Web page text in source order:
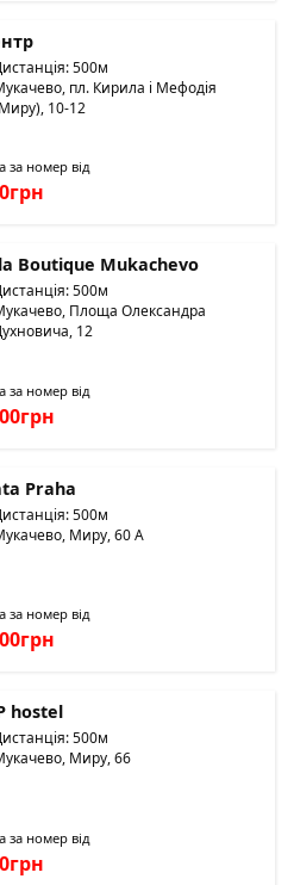
500м
пл. Кирила і Мефодія
10-12
за номер від
Boutique Mukachevo
500м
Площа Олександра
12
за номер від
Praha
500м
Миру, 60 А
за номер від
hostel
500м
Миру, 66
за номер від